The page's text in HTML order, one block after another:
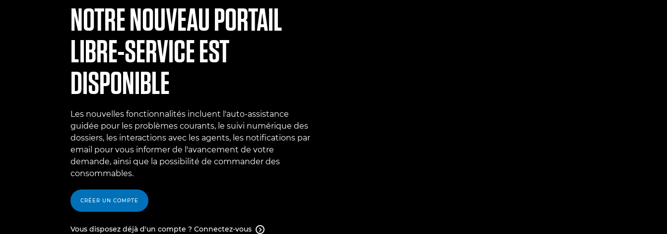
NOTRE NOUVEAU PORTAIL
LIBRE-SERVICE EST
DISPONIBLE
Les nouvelles fonctionnalités incluent l'auto-assistance
guidée pour les problèmes courants, le suivi numérique des
dossiers, les interactions avec les agents, les notifications par
email pour vous informer de l'avancement de votre
demande, ainsi que la possibilité de commander des
consommables.
CRÉER UN COMPTE
Vous disposez déjà d'un compte ? Connectez-vous 